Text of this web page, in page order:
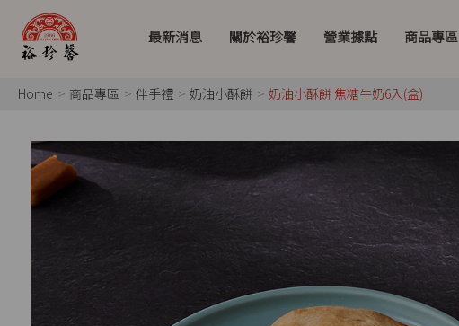
最新消息 關於裕珍馨 營業據點 商品專區
Home 商品專區 伴手禮 奶油小酥餅 奶油小酥餅 焦糖牛奶6入(盒)